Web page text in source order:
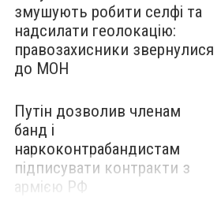
змушують робити селфі та
надсилати геолокацію:
правозахисники звернулися
до МОН
Путін дозволив членам
банд і
наркоконтрабандистам
підписувати контракти з
армією РФ